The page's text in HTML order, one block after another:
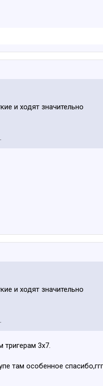
и ходят значительно
и ходят значительно
3х7.
там особенное